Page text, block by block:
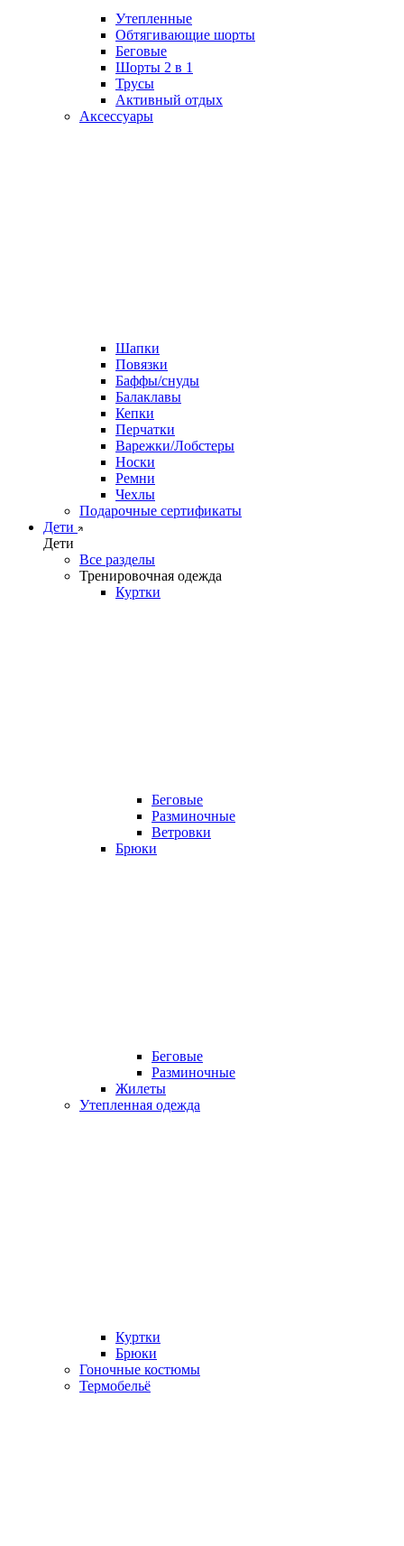
Утепленные
Обтягивающие шорты
Беговые
Шорты 2 в 1
Трусы
Активный отдых
Аксессуары
Шапки
Повязки
Баффы/снуды
Балаклавы
Кепки
Перчатки
Варежки/Лобстеры
Носки
Ремни
Чехлы
Подарочные сертификаты
Дети
Дети
Все разделы
Тренировочная одежда
Куртки
Беговые
Разминочные
Ветровки
Брюки
Беговые
Разминочные
Жилеты
Утепленная одежда
Куртки
Брюки
Гоночные костюмы
Термобельё